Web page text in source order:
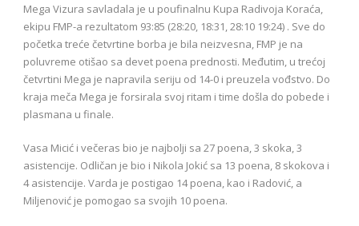
Mega Vizura savladala je u poufinalnu Kupa Radivoja Koraća,
ekipu FMP-a rezultatom 93:85 (28:20, 18:31, 28:10 19:24) . Sve do
početka treće četvrtine borba je bila neizvesna, FMP je na
poluvreme otišao sa devet poena prednosti. Međutim, u trećoj
četvrtini Mega je napravila seriju od 14-0 i preuzela vođstvo. Do
kraja meča Mega je forsirala svoj ritam i time došla do pobede i
plasmana u finale.
Vasa Micić i večeras bio je najbolji sa 27 poena, 3 skoka, 3
asistencije. Odličan je bio i Nikola Jokić sa 13 poena, 8 skokova i
4 asistencije. Varda je postigao 14 poena, kao i Radović, a
Miljenović je pomogao sa svojih 10 poena.